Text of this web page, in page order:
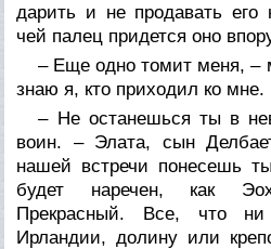
дарить и не продавать его
чей палец придется оно
– Еще одно томит меня, –
знаю я, кто приходил ко мне.
– Hе останешься ты в
воин. – Элата, сын
нашей встречи понесешь
будет наречен, как
Прекрасный. Все, что ни
Ирландии, долину или